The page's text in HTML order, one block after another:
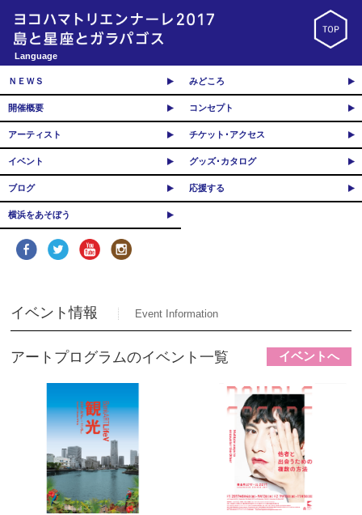
Language
ＮＥＷＳ みどころ
開催概要 コンセプト
アーティスト チケット･アクセス
イベント グッズ･カタログ
ブログ 応援する
横浜をあそぼう
イベント情報 Event Information
アートプログラムのイベント一覧 イベントへ